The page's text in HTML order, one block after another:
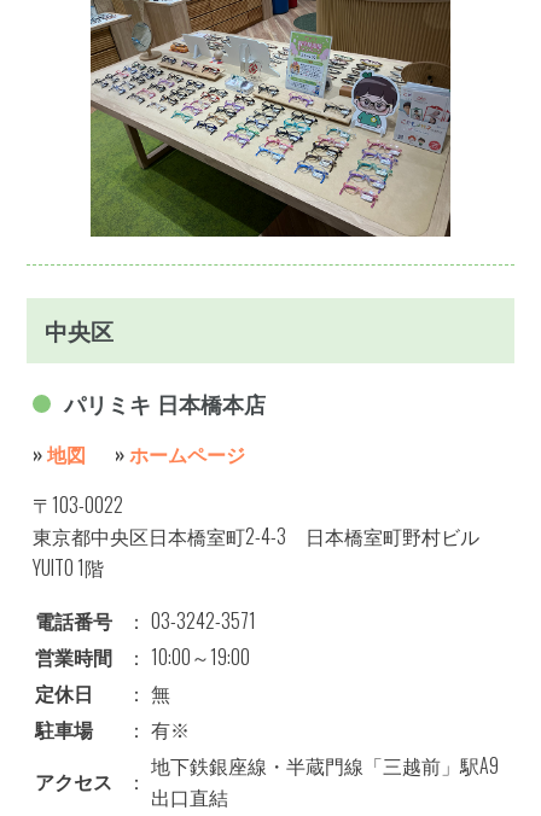
中央区
パリミキ 日本橋本店
»地図 »ホームページ
〒103-0022
東京都中央区日本橋室町2-4-3 日本橋室町野村ビル
YUITO 1階
電話番号
： 03-3242-3571
営業時間
： 10:00～19:00
定休日
： 無
駐車場
： 有※
アクセス
：
地下鉄銀座線・半蔵門線「三越前」駅A9
出口直結